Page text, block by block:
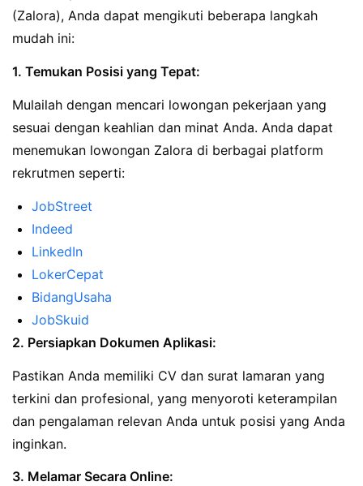
(Zalora), Anda dapat mengikuti beberapa langkah
mudah ini:
1. Temukan Posisi yang Tepat:
Mulailah dengan mencari lowongan pekerjaan yang
sesuai dengan keahlian dan minat Anda. Anda dapat
menemukan lowongan Zalora di berbagai platform
rekrutmen seperti:
JobStreet
Indeed
LinkedIn
LokerCepat
BidangUsaha
JobSkuid
2. Persiapkan Dokumen Aplikasi:
Pastikan Anda memiliki CV dan surat lamaran yang
terkini dan profesional, yang menyoroti keterampilan
dan pengalaman relevan Anda untuk posisi yang Anda
inginkan.
3. Melamar Secara Online: